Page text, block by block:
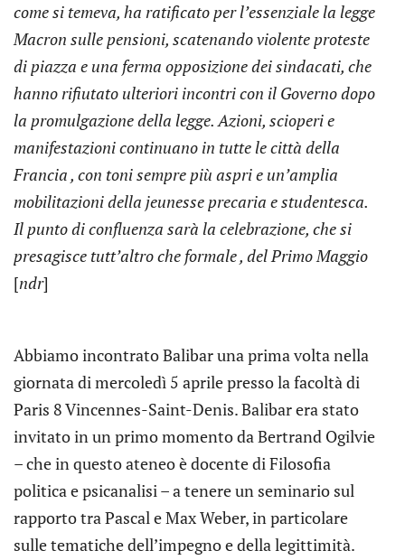
come si temeva, ha ratificato per l’essenziale la legge
Macron sulle pensioni, scatenando violente proteste
di piazza e una ferma opposizione dei sindacati, che
hanno rifiutato ulteriori incontri con il Governo dopo
la promulgazione della legge. Azioni, scioperi e
manifestazioni continuano in tutte le città della
Francia , con toni sempre più aspri e un’amplia
mobilitazioni della jeunesse precaria e studentesca.
Il punto di confluenza sarà la celebrazione, che si
presagisce tutt’altro che formale , del Primo Maggio
[ndr]
Abbiamo incontrato Balibar una prima volta nella
giornata di mercoledì 5 aprile presso la facoltà di
Paris 8 Vincennes-Saint-Denis. Balibar era stato
invitato in un primo momento da Bertrand Ogilvie
– che in questo ateneo è docente di Filosofia
politica e psicanalisi – a tenere un seminario sul
rapporto tra Pascal e Max Weber, in particolare
sulle tematiche dell’impegno e della legittimità.